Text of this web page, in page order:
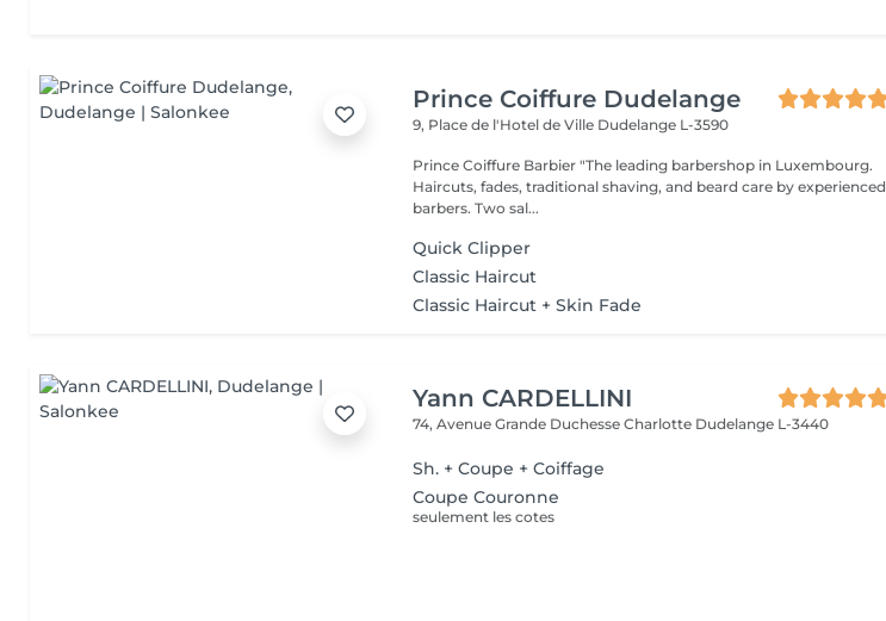
Prince Coiffure Dudelange
9, Place de l'Hotel de Ville Dudelange L-3590
Prince Coiffure Barbier "The leading barbershop in Luxembourg.
Haircuts, fades, traditional shaving, and beard care by experienced
barbers. Two sal...
Quick Clipper
Classic Haircut
Classic Haircut + Skin Fade
Yann CARDELLINI
74, Avenue Grande Duchesse Charlotte Dudelange L-3440
Sh. + Coupe + Coiffage
Coupe Couronne
seulement les cotes